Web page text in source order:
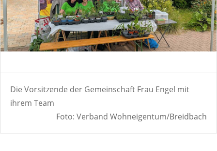
Die Vorsitzende der Gemeinschaft Frau Engel mit
ihrem Team
Foto: Verband Wohneigentum/Breidbach